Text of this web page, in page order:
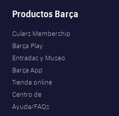
Productos Barça
Culers Membership
Barça Play
Entradas y Museo
Barça App
Tienda online
Centro de
Ayuda/FAQs